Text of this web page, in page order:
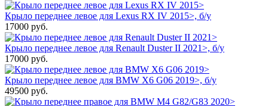
Крыло переднее левое для Lexus RX IV 2015>, б/у
17000 руб.
Крыло переднее левое для Renault Duster II 2021>, б/у
17000 руб.
Крыло переднее левое для BMW X6 G06 2019>, б/у
49500 руб.